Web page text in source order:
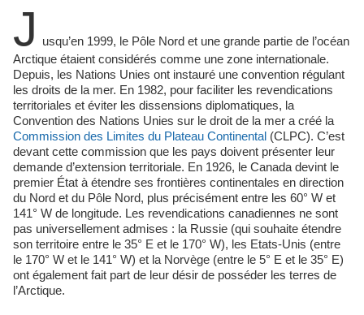
J
usqu’en 1999, le Pôle Nord et une grande partie de l’océan
Arctique étaient considérés comme une zone internationale.
Depuis, les Nations Unies ont instauré une convention régulant
les droits de la mer. En 1982, pour faciliter les revendications
territoriales et éviter les dissensions diplomatiques, la
Convention des Nations Unies sur le droit de la mer a créé la
Commission des Limites du Plateau Continental (CLPC). C’est
devant cette commission que les pays doivent présenter leur
demande d’extension territoriale. En 1926, le Canada devint le
premier État à étendre ses frontières continentales en direction
du Nord et du Pôle Nord, plus précisément entre les 60° W et
141° W de longitude. Les revendications canadiennes ne sont
pas universellement admises : la Russie (qui souhaite étendre
son territoire entre le 35° E et le 170° W), les Etats-Unis (entre
le 170° W et le 141° W) et la Norvège (entre le 5° E et le 35° E)
ont également fait part de leur désir de posséder les terres de
l’Arctique.